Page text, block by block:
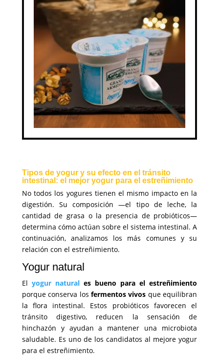
Tipos de yogur y su efecto en el tránsito
intestinal: el mejor yogur para el estreñimiento
No todos los yogures tienen el mismo impacto en la
digestión. Su composición —el tipo de leche, la
cantidad de grasa o la presencia de probióticos—
determina cómo actúan sobre el sistema intestinal. A
continuación, analizamos los más comunes y su
relación con el estreñimiento.
Yogur natural
El yogur naturales bueno para el estreñimiento
porque conserva los fermentos vivos que equilibran
la flora intestinal. Estos probióticos favorecen el
tránsito digestivo, reducen la sensación de
hinchazón y ayudan a mantener una microbiota
saludable. Es uno de los candidatos al mejore yogur
para el estreñimiento.